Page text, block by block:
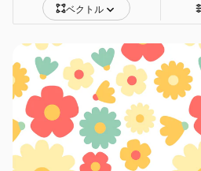
ベクトル